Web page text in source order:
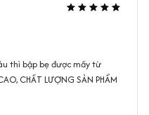
thì bập bẹ được mấy từ
CHẤT LƯỢNG SẢN PHẨM